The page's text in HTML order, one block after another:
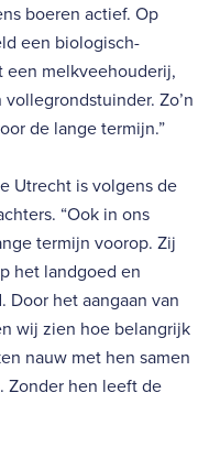
boeren actief. Op
een biologisch-
een melkveehouderij,
Zo’n
de lange termijn.”
Utrecht is volgens de
“Ook in ons
termijn voorop. Zij
het landgoed en
het aangaan van
wij zien hoe belangrijk
nauw met hen samen
Zonder hen leeft de